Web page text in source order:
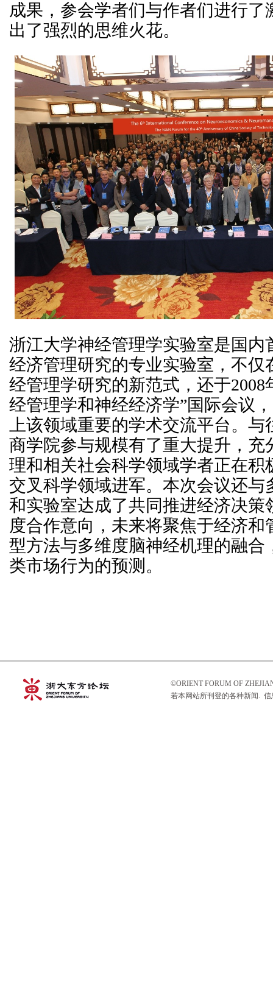
成果，参会学者们与作者们进行了
出了强烈的思维火花。
浙江大学神经管理学实验室是国内
经济管理研究的专业实验室，不仅
经管理学研究的新范式，还于2008
经管理学和神经经济学”国际会议
上该领域重要的学术交流平台。
商学院参与规模有了重大提升，充
理和相关社会科学领域学者正在积
交叉科学领域进军。本次会议还与
和实验室达成了共同推进经济决策
度合作意向，未来将聚焦于经济和
型方法与多维度脑神经机理的融合
类市场行为的预测。
©ORIENT FORUM OF
若本网站所刊登的各种新闻.